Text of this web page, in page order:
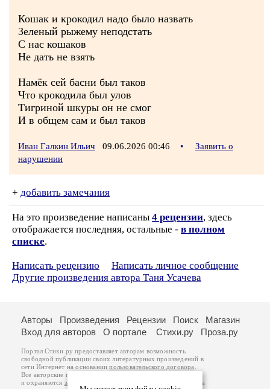
Кошак и крокодил надо было назвать
Зеленый рыжему неподстать
С нас кошаков
Не дать не взять
Намёк сей басни был таков
Что крокодила был улов
Тигриной шкуры он не смог
И в общем сам и был таков
Иван Галкин Ильич 09.06.2026 00:46 •
Заявить о
нарушении
+ добавить замечания
На это произведение написаны 4 рецензии, здесь
отображается последняя, остальные - в полном
списке.
Написать рецензию
Написать личное сообщение
Другие произведения автора Таня Усачева
Авторы Произведения Рецензии Поиск
Магазин
Вход для авторов
О портале Стихи.ру Проза.ру
Портал Стихи.ру предоставляет авторам возможность
свободной публикации своих литературных произведений в
сети Интернет на основаниипользовательского договора
Все авторские права на произведения принадлежат авторам
и охраняются законом
. Перепечатка произведений возможна